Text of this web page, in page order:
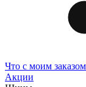
Что с моим
Акции